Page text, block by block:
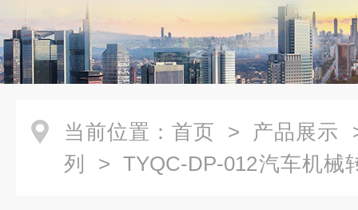
当前位置： 首页 > 产品展示
列
> TYQC-DP-012汽车机械